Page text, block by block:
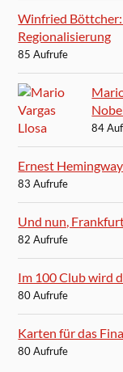
Winfried
Regionalisierung
85 Aufrufe
84
Ernest
83 Aufrufe
Und nun,
82 Aufrufe
Im 100 Club wird
80 Aufrufe
Karten für das
80 Aufrufe